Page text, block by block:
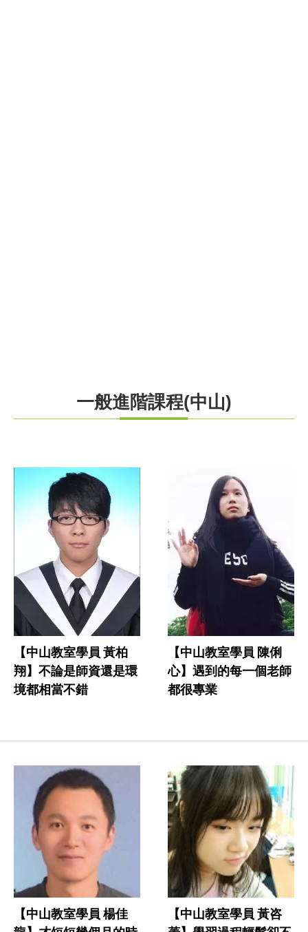
一般進階課程(中山)
【中山教室學員 黃柏
翔】不論是師資還是環
境都相當不錯
【中山教室學員 陳俐
心】遇到的每一個老師
都很專業
【中山教室學員 楊佳
【中山教室學員 黃咨